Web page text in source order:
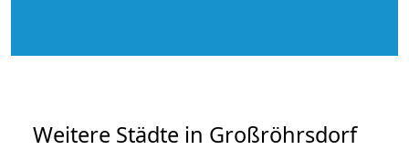
Weitere Städte in Großröhrsdorf